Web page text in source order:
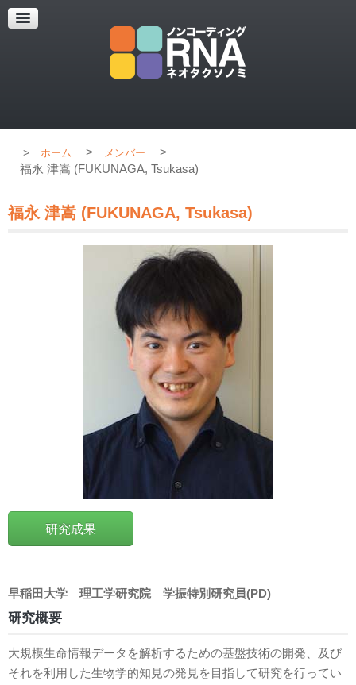
超解像顕微鏡
超解像顕微鏡の紹介
ホーム > メンバー
>
福永 津嵩 (FUKUNAGA, Tsukasa)
福永 津嵩 (FUKUNAGA, Tsukasa)
研究成果
早稲田大学 理工学研究院 学振特別研究員(PD)
研究概要
大規模生命情報データを解析するための基盤技術の開発、及び
それを利用した生物学的知見の発見を目指して研究を行ってい